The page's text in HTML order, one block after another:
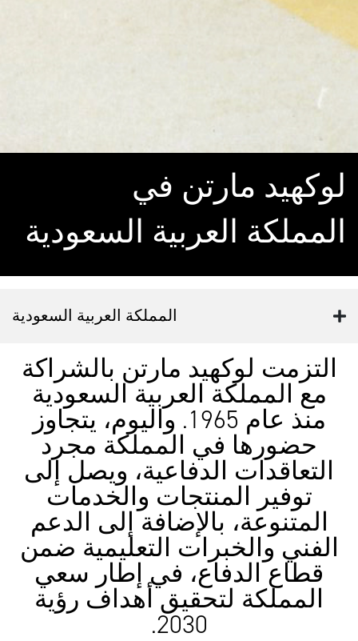
لوكهيد مارتن في
المملكة العربية السعودية
المملكة العربية السعودية
التزمت لوكهيد مارتن بالشراكة
مع المملكة العربية السعودية
منذ عام 1965. واليوم، يتجاوز
حضورها في المملكة مجرد
التعاقدات الدفاعية، ويصل إلى
توفير المنتجات والخدمات
المتنوعة، بالإضافة إلى الدعم
الفني والخبرات التعليمية ضمن
قطاع الدفاع، في إطار سعي
المملكة لتحقيق أهداف رؤية
2030.